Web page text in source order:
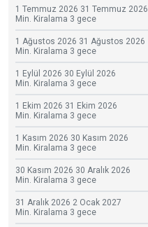
1 Temmuz 2026 31 Temmuz 2026
Min. Kiralama 3 gece
1 Ağustos 2026 31 Ağustos 2026
Min. Kiralama 3 gece
1 Eylül 2026 30 Eylül 2026
Min. Kiralama 3 gece
1 Ekim 2026 31 Ekim 2026
Min. Kiralama 3 gece
1 Kasım 2026 30 Kasım 2026
Min. Kiralama 3 gece
30 Kasım 2026 30 Aralık 2026
Min. Kiralama 3 gece
31 Aralık 2026 2 Ocak 2027
Min. Kiralama 3 gece